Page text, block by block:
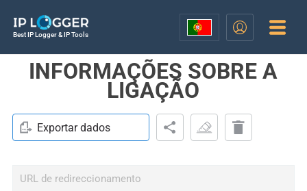
Best IP Logger & IP Tools
INFORMAÇÕES SOBRE A
LIGAÇÃO
Exportar dados
URL de redireccionamento